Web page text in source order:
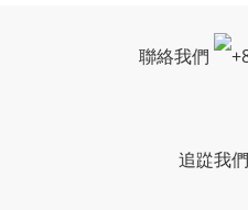
聯絡我們 +
追踨我們